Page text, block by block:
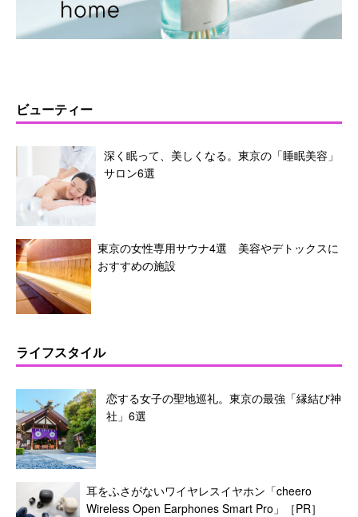
ビューティー
深く眠って、美しくなる。東京の「睡眠美容」
サロン6選
東京の女性専用サウナ4選 美容やデトックスに
おすすめの施設
ライフスタイル
恋する女子の聖地巡礼。東京の最強「縁結び神
社」6選
耳をふさがないワイヤレスイヤホン「cheero
Wireless Open Earphones Smart Pro」［PR］